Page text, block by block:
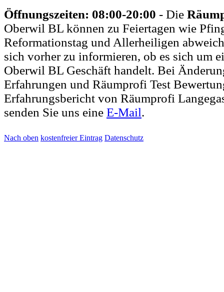
Öffnungszeiten: 08:00-20:00 - Die
Oberwil BL können zu Feiertagen wie
Reformationstag und Allerheiligen
sich vorher zu informieren, ob es sich um
Oberwil BL Geschäft handelt. Bei
Erfahrungen und Räumprofi Test
Erfahrungsbericht von Räumprofi
senden Sie uns eine E-Mail.
Nach oben kostenfreier Eintrag Datenschutz